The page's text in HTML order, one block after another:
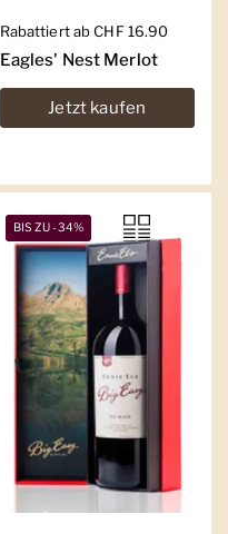
Regulärer Preis
Rabattiert ab CHF 16.90
Eagles' Nest Merlot
Jetzt kaufen
BIS ZU -34%